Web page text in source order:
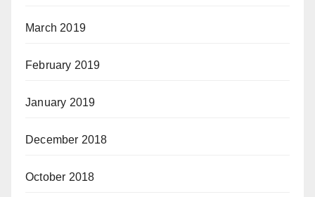
March 2019
February 2019
January 2019
December 2018
October 2018